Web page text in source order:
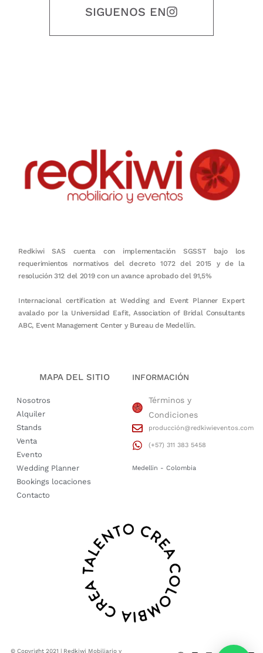
SIGUENOS EN
Redkiwi SAS cuenta con implementación SGSST bajo los
requerimientos normativos del decreto 1072 del 2015 y de la
resolución 312 del 2019 con un avance aprobado del 91,5%
Internacional certification at Wedding and Event Planner Expert
avalado por la Universidad Eafit, Association of Bridal Consultants
ABC, Event Management Center y Bureau de Medellín.
MAPA DEL SITIO
Nosotros
Alquiler
Stands
Venta
Evento
Wedding Planner
Bookings locaciones
Contacto
INFORMACIÓN
Términos y
Condiciones
producción@redkiwieventos.com
(+57) 311 383 5458
Medellin - Colombia
© Copyright 2021 | Redkiwi Mobiliario y